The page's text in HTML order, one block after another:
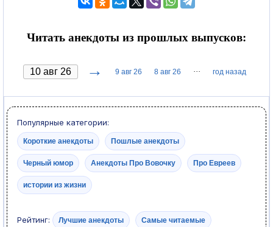
Читать анекдоты из прошлых выпусков:
→ 9 авг 26 8 авг 26 ··· год назад
Популярные категории:
Короткие анекдоты Пошлые анекдоты
Черный юмор Анекдоты Про Вовочку Про Евреев
истории из жизни
Рейтинг: Лучшие анекдоты Самые читаемые